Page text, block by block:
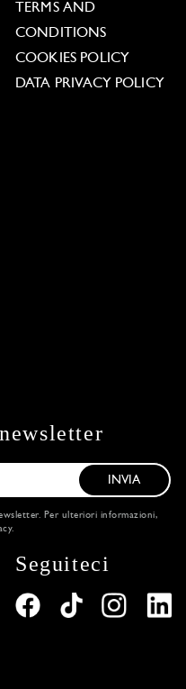
TERMS AND
CONDITIONS
COOKIES POLICY
DATA PRIVACY POLICY
INVIA
Per ulteriori informazioni,
.
Seguiteci